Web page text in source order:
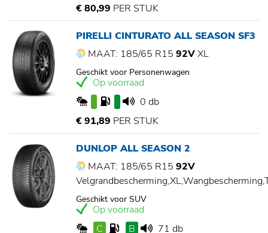
€ 80,99 PER STUK
PIRELLI CINTURATO ALL SEASON SF3
MAAT: 185/65 R15 92VXL
Geschikt voor Personenwagen
Op voorraad
0 db
€ 91,89 PER STUK
DUNLOP ALL SEASON 2
MAAT: 185/65 R15 92V
Geschikt voor SUV
Op voorraad
C
B 71 db